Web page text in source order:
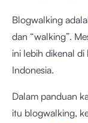
Blogwalking
dan “walking”.
ini lebih dikenal
Indonesia.
Dalam panduan
itu blogwalking,